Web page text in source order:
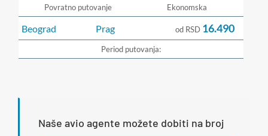
Povratno putovanje
Beograd Prag
Ekonomska
Period putovanja:
od RSD 16.490
Naše avio agente možete dobiti na broj